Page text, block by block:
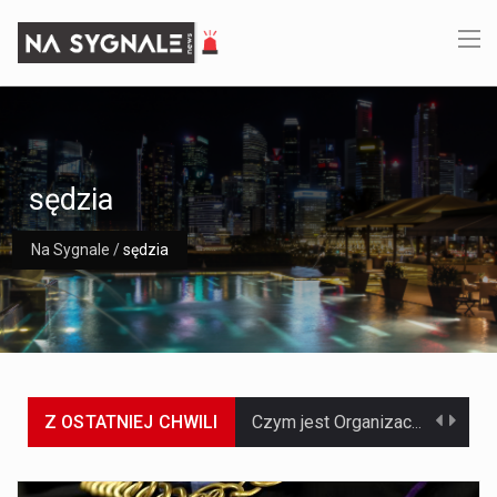
Na Sygnale /sędzia
sędzia
Z OSTATNIEJ CHWILI Czym jest Organizacja Traktatu Północnoatlantyckiego? Organizacja Traktatu Północnoatlantyckiego, powszechnie znana jako NATO, to międzynarodowy sojusz polityczno-wojskowy, który powstał 4 kwietnia 1949 roku. Został założony przez…